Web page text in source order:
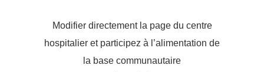
Modifier directement la page du centre
hospitalier et participez à l’alimentation de
la base communautaire